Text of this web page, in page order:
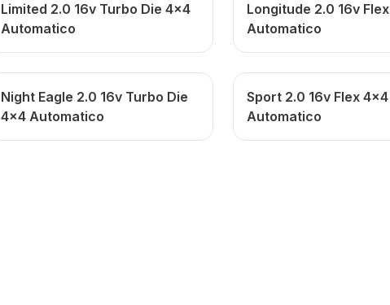
Limited 2.0 16v Turbo Die 4x4
Automatico
Longitude 2.0 16v Flex
Automatico
Night Eagle 2.0 16v Turbo Die
4x4 Automatico
Sport 2.0 16v Flex 4x4
Automatico